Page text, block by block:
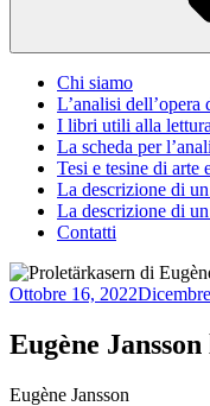
Chi siamo
L’analisi dell’opera
I libri utili alla
La scheda per
Tesi e tesine di arte
La descrizione di
La descrizione di
Contatti
Pubblicato
Ottobre 16, 2022
Eugène
Eugène Jansson